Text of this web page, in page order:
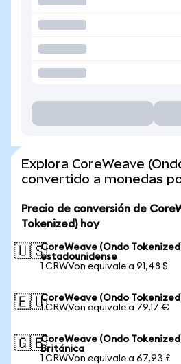
Explora CoreWeave
convertido a monedas
Precio de conversión de
Tokenized) hoy
🇺🇸CoreWeave (Ondo
estadounidense
1 CRWVon equivale a 91,48 $
🇪🇺CoreWeave (Ondo
1 CRWVon equivale a 79,17 €
🇬🇧CoreWeave (Ondo
Británica
1 CRWVon equivale a 67,93 £